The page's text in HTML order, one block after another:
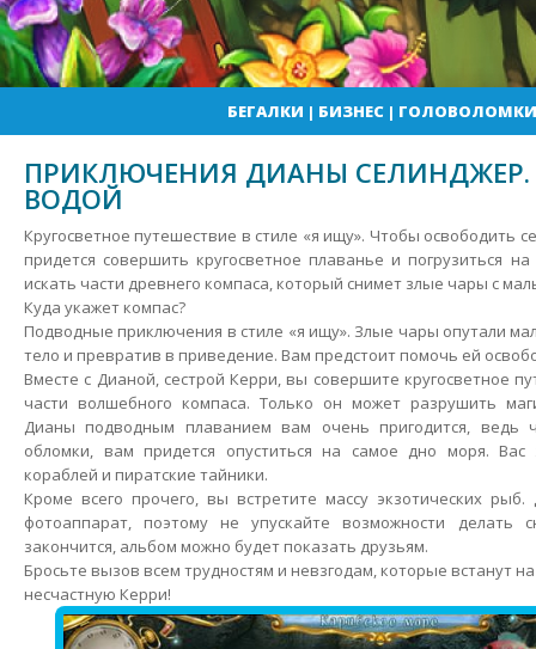
БЕГАЛКИ | БИЗНЕС| ГОЛОВОЛОМКИ
ПРИКЛЮЧЕНИЯ ДИАНЫ СЕЛИНДЖЕР.
ВОДОЙ
Кругосветное путешествие в стиле «я ищу». Чтобы освободить
придется совершить кругосветное плаванье и погрузиться
искать части древнего компаса, который снимет злые чары с
Куда укажет компас?
Подводные приключения в стиле «я ищу». Злые чары опутали
тело и превратив в приведение. Вам предстоит помочь ей
Вместе с Дианой, сестрой Керри, вы совершите кругосветное
части волшебного компаса. Только он может разрушить
Дианы подводным плаванием вам очень пригодится, ведь
обломки, вам придется опуститься на самое дно моря.
кораблей и пиратские тайники.
Кроме всего прочего, вы встретите массу экзотических
фотоаппарат, поэтому не упускайте возможности делать
закончится, альбом можно будет показать друзьям.
Бросьте вызов всем трудностям и невзгодам, которые встанут
несчастную Керри!